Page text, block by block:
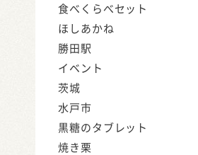
食べくらべセット
ほしあかね
勝田駅
イベント
茨城
水戸市
黒糖のタブレット
焼き栗